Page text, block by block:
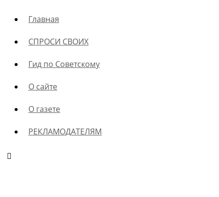
Главная
СПРОСИ СВОИХ
Гид по Советскому
О сайте
О газете
РЕКЛАМОДАТЕЛЯМ